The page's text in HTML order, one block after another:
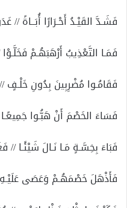
فَشَـدَّ القَيْـدُ أَحْـرَارًا أُبَــاةً
فَمَـا التَّعْذِيبُ أَرْهَبَهُـمْ
فَقَامُـوا مُضْرِبِينَ بِدُونِ خَلْـفٍ
فَسَاءَ الخَصْمَ أَنْ هَبُّـوا
فَبَاءَ بِخِسَّـةٍ مَـا نَـالَ شَيْئًـا
فَأَذْهَلَ خَصْمَهُـمْ وَعَصَى عَلَيْـهِ